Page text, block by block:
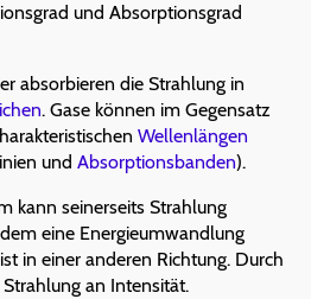
und Absorptionsgrad
absorbieren die Strahlung in
. Gase können im Gegensatz
Wellenlängen
und Absorptionsbanden).
kann seinerseits Strahlung
eine Energieumwandlung
in einer anderen Richtung. Durch
an Intensität.